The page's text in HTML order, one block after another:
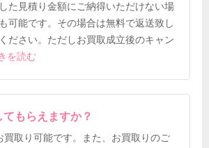
た見積り金額にご納得いただけない場
可能です。その場合は無料で返送致し
ださい。ただしお買取成立後のキャン
を読む
もらえますか？
買取り可能です。また、お買取りのご